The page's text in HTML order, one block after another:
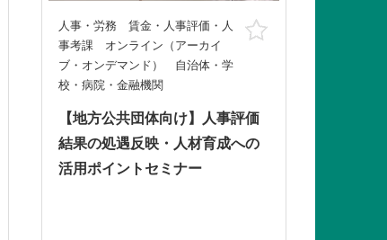
お気に入り人事・労務 賃金・人事評価・人
事考課 オンライン（アーカイ
ブ・オンデマンド） 自治体・学
校・病院・金融機関
【地方公共団体向け】人事評価
結果の処遇反映・人材育成への
活用ポイントセミナー